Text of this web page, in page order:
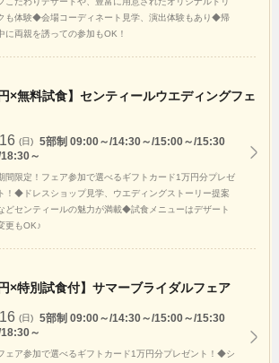
も体験◆会場コーディネート見学、演出体験もあり◆帰
に両親を誘っての参加もOK！
×無料試食】センティールウエディングフェ
(日)
5部制 09:00～/14:30～/15:00～/15:30
18:30～
間限定！フェア参加で選べるギフトカード1万円分プレゼ
！◆ドレスショップ見学、ウエディングストーリー提案
どセンティールの魅力が満載◆試食メニューはデザート
更もOK♪
×特別試食付】サマーブライダルフェア
(日)
5部制 09:00～/14:30～/15:00～/15:30
18:30～
ェア参加で選べるギフトカード1万円分プレゼント！◆シ